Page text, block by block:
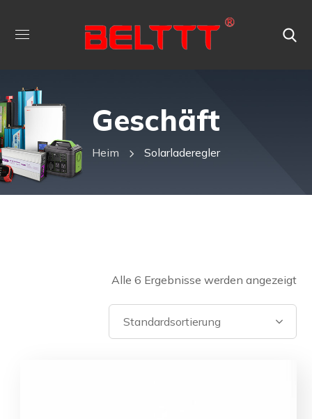
Geschäft
Heim Solarladeregler
Alle 6 Ergebnisse werden angezeigt